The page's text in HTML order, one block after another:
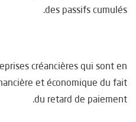
des passifs cumulés.
créancières qui sont en
et économique du fait
du retard de paiement.